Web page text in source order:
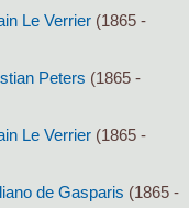
Le Verrier (1865 -
Peters (1865 -
Le Verrier (1865 -
de Gasparis (1865 -